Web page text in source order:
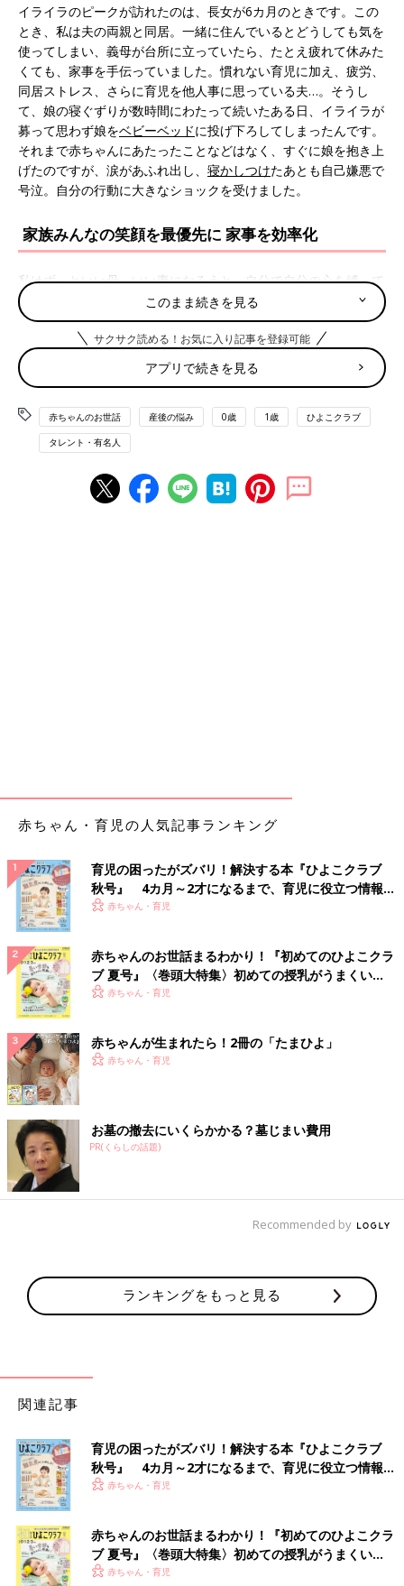
イライラのピークが訪れたのは、長女が6カ月のときです。この
とき、私は夫の両親と同居。一緒に住んでいるとどうしても気を
使ってしまい、義母が台所に立っていたら、たとえ疲れて休みた
くても、家事を手伝っていました。慣れない育児に加え、疲労、
同居ストレス、さらに育児を他人事に思っている夫…。そうし
て、娘の寝ぐずりが数時間にわたって続いたある日、イライラが
募って思わず娘をベビーベッドに投げ下ろしてしまったんです。
それまで赤ちゃんにあたったことなどはなく、すぐに娘を抱き上
げたのですが、涙があふれ出し、 寝かしつけたあとも自己嫌悪で
号泣。自分の行動に大きなショックを受けました。
家族みんなの笑顔を最優先に 家事を効率化
私はずっといい母・いい妻になろうと、自分で自分の心を縛って
いたのだと思います。「それなのにみんなわかってくれない。私
だけがつらい思いをしている」と悲観的になっていました。苦し
さの原因は、いわば“無用な我慢”。この出来事を機に、もう我慢
するのはやめようと決めました。
まずは夫に、同居の解消を相談。思いの丈をぶつけながら話し合
に。距離を置いたことでストレスがなくなり、義両親との関係は
むしろ良好になりました。
その後、双子の妊娠が判明したときは長女時代の経験をふまえ、
「子育てしやすい環境づくり」を模索。洗濯乾燥機など便利家電
も買いそろえ、家事や育児で負担になることはできるだけカット
るくらいなら自己流の育児でOK。
●第3条 10分でいいから自分の時間を持つ
24時間、家族のために身をささげていると「私ばかりが大変」と
モヤモヤしがち。10分でもいいから時運の時間をつくって。自己
犠牲の精神はだれも幸せにしません。
関連：【ババアの産後うつ・前編】自分には無関係だと思ってい
たけれど…：連載#11
どうすれば楽しく育児できるのかは、人それぞれ違うもの。自分
なりのペースや方法を模索して、笑顔で育児ができますように。
（取材・文／中澤夕美恵、ひよこクラブ編集部）
■参考：『ひよこクラブ』2020年1月号「”イライラして赤ちゃん
にあたっちゃった…“そんな経験ありませんか？」
Profile●ボンベイ
仕事をしながら三女の子育てに奮闘。「死なせない」を最重要ミ
ッションに掲げ、ママも幸せになる育児方法をSNSで発信。著書
このまま続きを見る
サクサク読める！お気に入り記事を登録可能
アプリで続きを見る
赤ちゃんのお世話 産後の悩み 0歳 1歳 ひよこクラブ
タレント・有名人
赤ちゃん・育児の人気記事ランキング
育児の困ったがズバリ！解決する本『ひよこクラブ
秋号』 4カ月～2才になるまで、育児に役立つ情報が
いっぱい！
赤ちゃん・育児
赤ちゃんのお世話まるわかり！『初めてのひよこクラ
ブ 夏号』〈巻頭大特集〉初めての授乳がうまくい
く！ おっぱい・ミルクの基本と夏のトラブル 解決テ
赤ちゃん・育児
赤ちゃんが生まれたら！2冊の「たまひよ」
赤ちゃん・育児
お墓の撤去にいくらかかる？墓じまい費用
PR(くらしの話題)
Recommended by
ランキングをもっと見る
関連記事
育児の困ったがズバリ！解決する本『ひよこクラブ
秋号』 4カ月～2才になるまで、育児に役立つ情報が
いっぱい！
赤ちゃん・育児
赤ちゃんのお世話まるわかり！『初めてのひよこクラ
ブ 夏号』〈巻頭大特集〉初めての授乳がうまくい
く！ おっぱい・ミルクの基本と夏のトラブル 解決テ
赤ちゃん・育児